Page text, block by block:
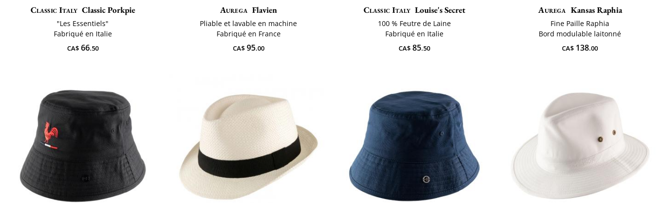
Classic Italy Classic Porkpie
"Les Essentiels"
Fabriqué en Italie
CA$66.50
Aurega Flavien
Pliable et lavable en machine
Fabriqué en France
CA$95.00
Classic Italy Louise's Secret
100 % Feutre de Laine
Fabriqué en Italie
CA$85.50
Aurega Kansas Raphia
Fine Paille Raphia
Bord modulable laitonné
CA$ 138.00